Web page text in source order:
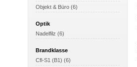
Objekt & Büro (6)
Optik
Nadelfilz (6)
Brandklasse
Cfl-S1 (B1) (6)